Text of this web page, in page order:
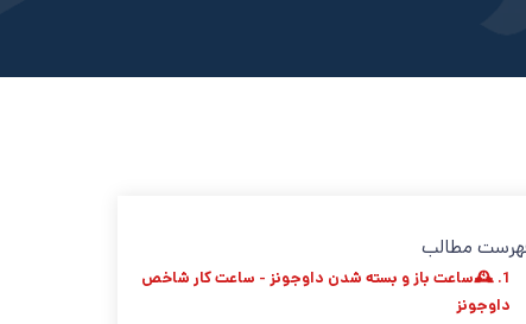
مطالب
1. 🕰️ساعت باز و بسته شدن داوجونز - ساعت کار شاخص
داوجونز